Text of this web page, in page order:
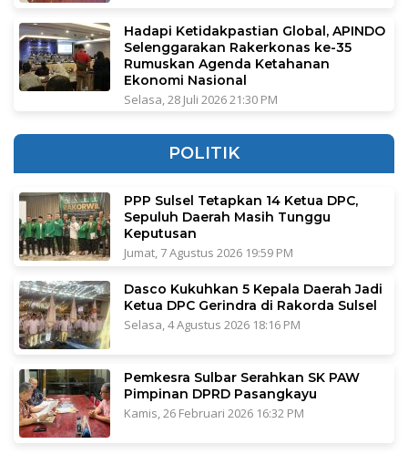
Hadapi Ketidakpastian Global, APINDO
Selenggarakan Rakerkonas ke-35
Rumuskan Agenda Ketahanan
Ekonomi Nasional
Selasa, 28 Juli 2026 21:30 PM
POLITIK
PPP Sulsel Tetapkan 14 Ketua DPC,
Sepuluh Daerah Masih Tunggu
Keputusan
Jumat, 7 Agustus 2026 19:59 PM
Dasco Kukuhkan 5 Kepala Daerah Jadi
Ketua DPC Gerindra di Rakorda Sulsel
Selasa, 4 Agustus 2026 18:16 PM
Pemkesra Sulbar Serahkan SK PAW
Pimpinan DPRD Pasangkayu
Kamis, 26 Februari 2026 16:32 PM